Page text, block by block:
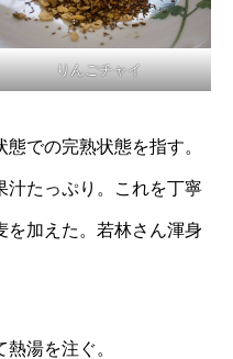
りんごチャイ
での完熟状態を指す。
汁たっぷり。これを丁寧
を加えた。若林さん渾身
湯を注ぐ。